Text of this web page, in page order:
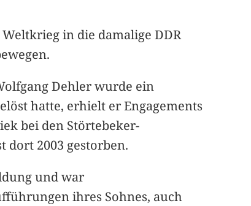
in die damalige DDR
Dehler wurde ein
hatte, erhielt er Engagements
bei den Störtebeker-
dort 2003 gestorben.
und war
ihres Sohnes, auch